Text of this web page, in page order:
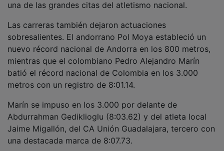
una de las series con 12.25.